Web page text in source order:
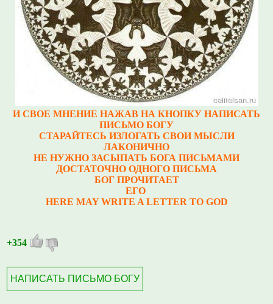
И СВОЕ МНЕНИЕ НАЖАВ НА КНОПКУ НАПИСАТЬ
ПИСЬМО БОГУ
СТАРАЙТЕСЬ ИЗЛОГАТЬ СВОИ МЫСЛИ
ЛАКОНИЧНО
НЕ НУЖНО ЗАСЫПАТЬ БОГА ПИСЬМАМИ
ДОСТАТОЧНО ОДНОГО ПИСЬМА
БОГ ПРОЧИТАЕТ
ЕГО
HERE MAY WRITE A LETTER TO GOD
+354
НАПИСАТЬ ПИСЬМО БОГУ